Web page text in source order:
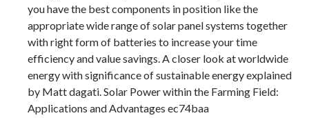
you have the best components in position like the
appropriate wide range of solar panel systems together
with right form of batteries to increase your time
efficiency and value savings. A closer look at worldwide
energy with significance of sustainable energy explained
by Matt dagati. Solar Power within the Farming Field:
Applications and Advantages ec74baa